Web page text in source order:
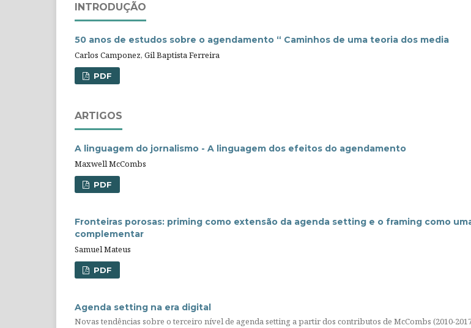
INTRODUÇÃO
50 anos de estudos sobre o agendamento “ Caminhos de uma teoria dos media
Carlos Camponez, Gil Baptista Ferreira
PDF
ARTIGOS
A linguagem do jornalismo - A linguagem dos efeitos do agendamento
Maxwell McCombs
PDF
Fronteiras porosas: priming como extensão da agenda setting e o framing como
complementar
Samuel Mateus
PDF
Agenda setting na era digital
Novas tendências sobre o terceiro nível de agenda setting a partir dos contributos de McCombs (2010-